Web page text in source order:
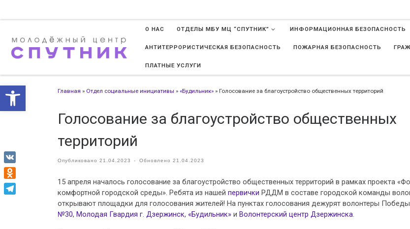
Открыть панель инструментов
О НАС ОТДЕЛЫ МБУ МЦ “СПУТНИК” ИНФОРМАЦИОННАЯ БЕЗОПАСНОСТЬ
АНТИТЕРРОРИСТИЧЕСКАЯ БЕЗОПАСНОСТЬ ПОЖАРНАЯ БЕЗОПАСНОСТЬ
ПЛАТНЫЕ УСЛУГИ
Главная » Отдел социальные инициативы » «Будильник» » Голосование за благоустройство общественных территорий
Голосование за благоустройство общественных
территорий
Опубликовано 21.04.2023 - Обновлено 21.04.2023
15 апреля началось голосование за благоустройство общественных территорий в рамках проекта
комфортной городской среды». Ребята из нашей первички РДДМ в составе городской команды
открывают площадки для голосования жителей! На пунктах голосования дежурят волонтеры Победы
№30, Молодая Гвардия г. Дзержинск, «Будильник» и Волонтерский центр Дзержинска.
VK
Odnoklassniki